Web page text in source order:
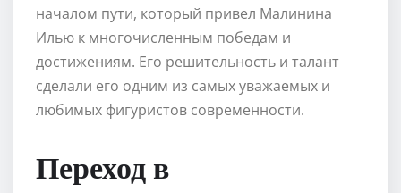
началом пути, который привел Малинина
Илью к многочисленным победам и
достижениям. Его решительность и талант
сделали его одним из самых уважаемых и
любимых фигуристов современности.
Переход в